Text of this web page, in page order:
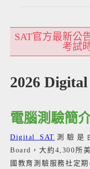
SAT官方最新公
考試
2026
電腦測驗簡
Digital SAT 測驗是
Board，大約4,300所
國教育測驗服務社定